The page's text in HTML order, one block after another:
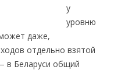
у
уровню
даже,
отдельно взятой
в Беларуси общий